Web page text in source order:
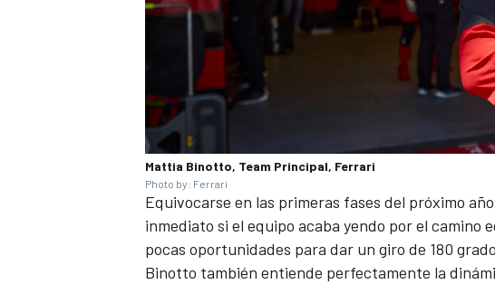
Mattia Binotto, Team Principal, Ferrari
Photo by: Ferrari
Equivocarse en las primeras fases del próximo
inmediato si el equipo acaba yendo por el camino
pocas oportunidades para dar un giro de 180
Binotto también entiende perfectamente la